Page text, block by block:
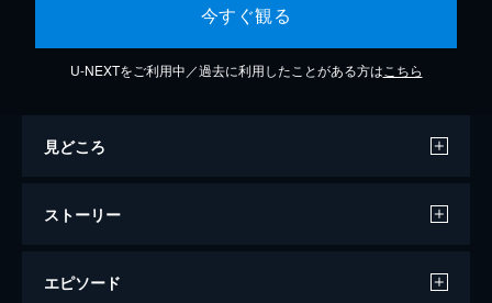
今すぐ観る
U-NEXTをご利用中／過去に利用したことがある方は こちら
見どころ
ストーリー
エピソード